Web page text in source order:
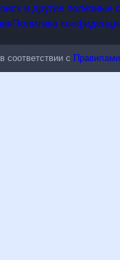
и другие
Политика
в соответствии с